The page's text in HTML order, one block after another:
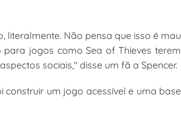
Não pensa que isso é mau
jogos como Sea of Thieves terem
sociais," disse um fã a Spencer.
construir um jogo acessível e uma base